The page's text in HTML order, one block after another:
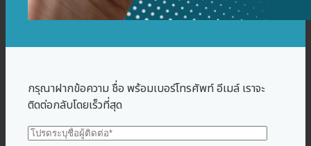
กรุณาฝากข้อความ ชื่อ พร้อมเบอร์โทรศัพท์ อีเมล์ เราจะ
ติดต่อกลับโดยเร็วที่สุด